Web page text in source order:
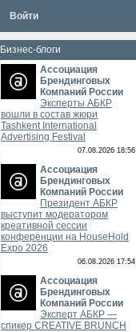
Войти
Бизнес-блоги
Ассоциация
Брендинговых
Компаний России
Эксперты АБКР
вошли в состав жюри
Tashkent International
Advertising Festival
07.08.2026 18:56
Ассоциация
Брендинговых
Компаний России
Президент АБКР
выступит модератором
креативной сессии
конференции на HouseHold
Expo 2026
06.08.2026 17:54
Ассоциация
Брендинговых
Компаний России
Эксперт АБКР —
спикер CREATIVE BRUNCH